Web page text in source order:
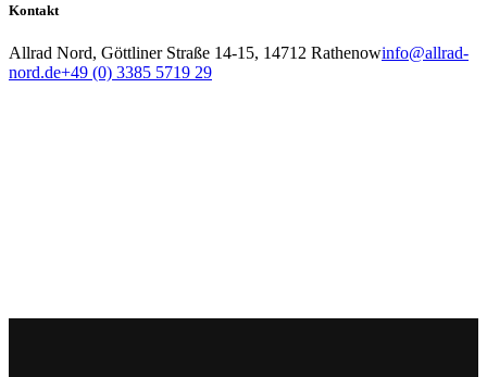
Kontakt
Allrad Nord, Göttliner Straße 14-15, 14712 Rathenowinfo@allrad-
nord.de+49 (0) 3385 5719 29